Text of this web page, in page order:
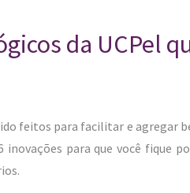
da UCPel
feitos para facilitar e agregar
inovações para que você fique